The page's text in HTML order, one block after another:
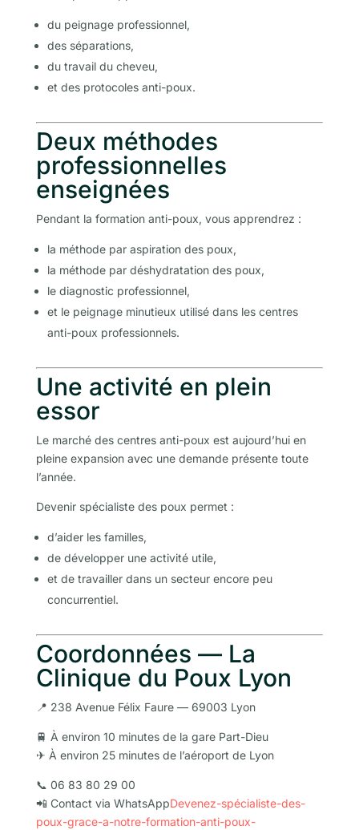
du peignage professionnel,
des séparations,
du travail du cheveu,
et des protocoles anti-poux.
Deux méthodes
professionnelles
enseignées
Pendant la formation anti-poux, vous apprendrez :
la méthode par aspiration des poux,
la méthode par déshydratation des poux,
le diagnostic professionnel,
et le peignage minutieux utilisé dans les centres
anti-poux professionnels.
Une activité en plein
essor
Le marché des centres anti-poux est aujourd’hui en
pleine expansion avec une demande présente toute
l’année.
Devenir spécialiste des poux permet :
d’aider les familles,
de développer une activité utile,
et de travailler dans un secteur encore peu
concurrentiel.
Coordonnées — La
Clinique du Poux Lyon
📍 238 Avenue Félix Faure — 69003 Lyon
🚆 À environ 10 minutes de la gare Part-Dieu
✈ À environ 25 minutes de l’aéroport de Lyon
📞 06 83 80 29 00
📲 Contact via WhatsAppDevenez-spécialiste-des-
poux-grace-a-notre-formation-anti-poux-